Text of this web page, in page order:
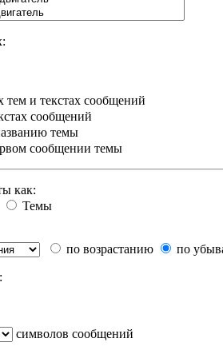
тем и текстах сообщений
сообщений
темы
сообщении темы
как:
Темы
по возрастанию
по
символов сообщений